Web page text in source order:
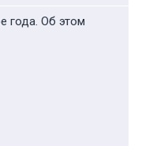
года. Об этом